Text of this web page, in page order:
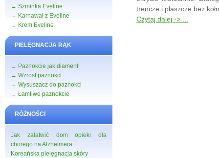
→ Szminka Eveline
→ Karnawał z Eveline
→ Krem Eveline
PIELĘGNACJA RĄK
→ Paznokcie jak diament
→ Wzrost paznokci
→ Wysuszacz do paznokci
→ Łamliwe paznokcie
RÓŻNOŚCI
Jak załatwić dom opieki dla
chorego na Alzheimera
Koreańska pielęgnacja skóry
trencze i płaszcze bez
Czytaj dalej -> ...